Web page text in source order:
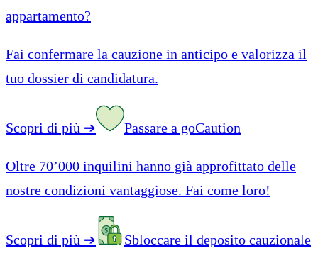
appartamento?
Fai confermare la cauzione in anticipo e valorizza il
tuo dossier di candidatura.
Scopri di più ➔ Passare a goCaution
Oltre 70’000 inquilini hanno già approfittato delle
nostre condizioni vantaggiose. Fai come loro!
Scopri di più ➔ Sbloccare il deposito cauzionale